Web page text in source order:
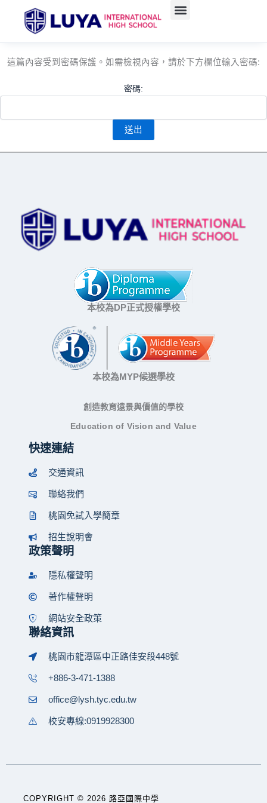
內這篇內容受到密碼保護。如需檢視內容，請於下方欄位輸入密碼:
密碼:
本校為DP正式授權學校
本校為MYP候選學校
創造教育遠景與價值的學校
Education of Vision and Value
快速連結
交通資訊
聯絡我們
桃園免試入學簡章
招生說明會
政策聲明
隱私權聲明
著作權聲明
網站安全政策
聯絡資訊
桃園市龍潭區中正路佳安段448號
+886-3-471-1388
office@lysh.tyc.edu.tw
校安專線:0919928300
COPYRIGHT © 2026 路亞國際中學